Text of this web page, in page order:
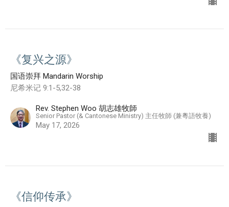
《复兴之源》
国语崇拜 Mandarin Worship
尼希米记 9:1-5,32-38
Rev. Stephen Woo 胡志雄牧師
Senior Pastor (& Cantonese Ministry) 主任牧師 (兼粵語牧養)
May 17, 2026
《信仰传承》